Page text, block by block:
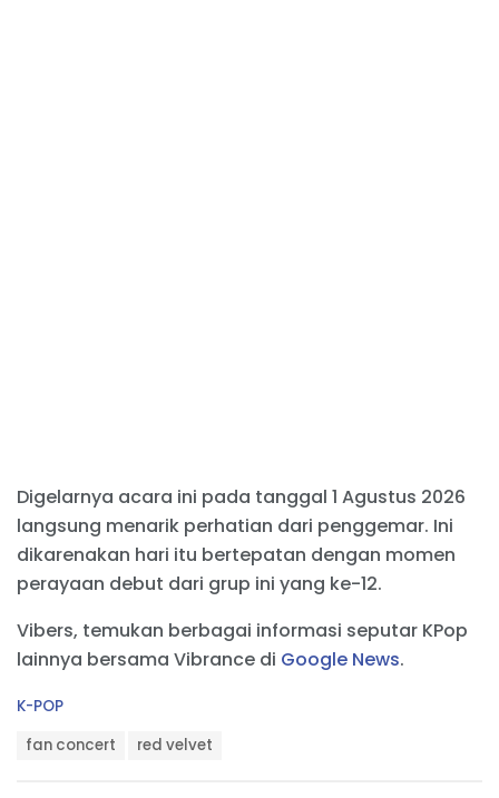
Digelarnya acara ini pada tanggal 1 Agustus 2026
langsung menarik perhatian dari penggemar. Ini
dikarenakan hari itu bertepatan dengan momen
perayaan debut dari grup ini yang ke-12.
Vibers, temukan berbagai informasi seputar KPop
lainnya bersama Vibrance di Google News.
C
K-POP
fan concert red velvet